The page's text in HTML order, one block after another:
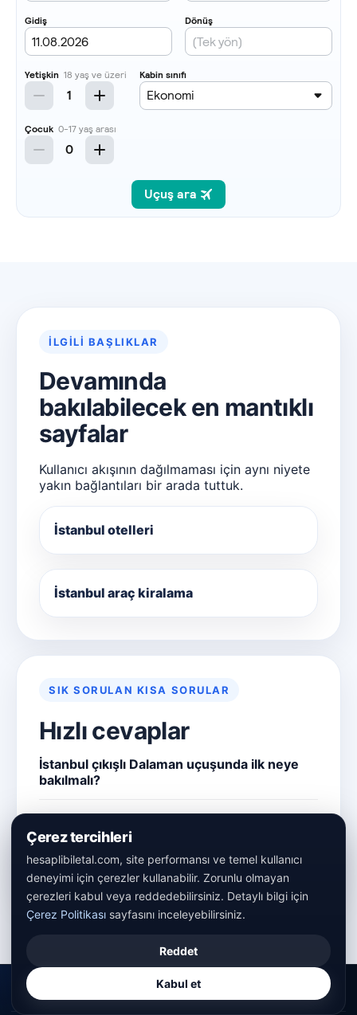
İLGILI BAŞLIKLAR
Devamında
bakılabilecek en mantıklı
sayfalar
Kullanıcı akışının dağılmaması için aynı niyete
yakın bağlantıları bir arada tuttuk.
İstanbul otelleri
İstanbul araç kiralama
SIK SORULAN KISA SORULAR
Hızlı cevaplar
İstanbul çıkışlı Dalaman uçuşunda ilk neye
bakılmalı?
Bu sayfadan sonra ne yapmalıyım?
Dalaman için araç şart mı?
Çerez tercihleri
hesaplibiletal.com, site performansı ve temel kullanıcı
deneyimi için çerezler kullanabilir. Zorunlu olmayan
çerezleri kabul veya reddedebilirsiniz. Detaylı bilgi için
Çerez Politikası sayfasını inceleyebilirsiniz.
Reddet
Kabul et